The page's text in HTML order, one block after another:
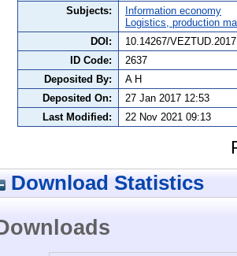
Subjects:
Information economy
Logistics, production
DOI:
10.14267/
ID Code:
2637
Deposited By:
A H
Deposited On:
27 Jan 2017 12:53
Last Modified:
22 Nov 2021 09:13
Download Statistics